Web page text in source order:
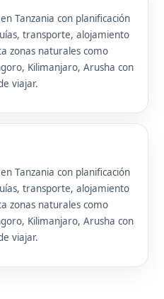
Tanzania con planificación
transporte, alojamiento
zonas naturales como
Kilimanjaro, Arusha con
viajar.
Tanzania con planificación
transporte, alojamiento
zonas naturales como
Kilimanjaro, Arusha con
viajar.